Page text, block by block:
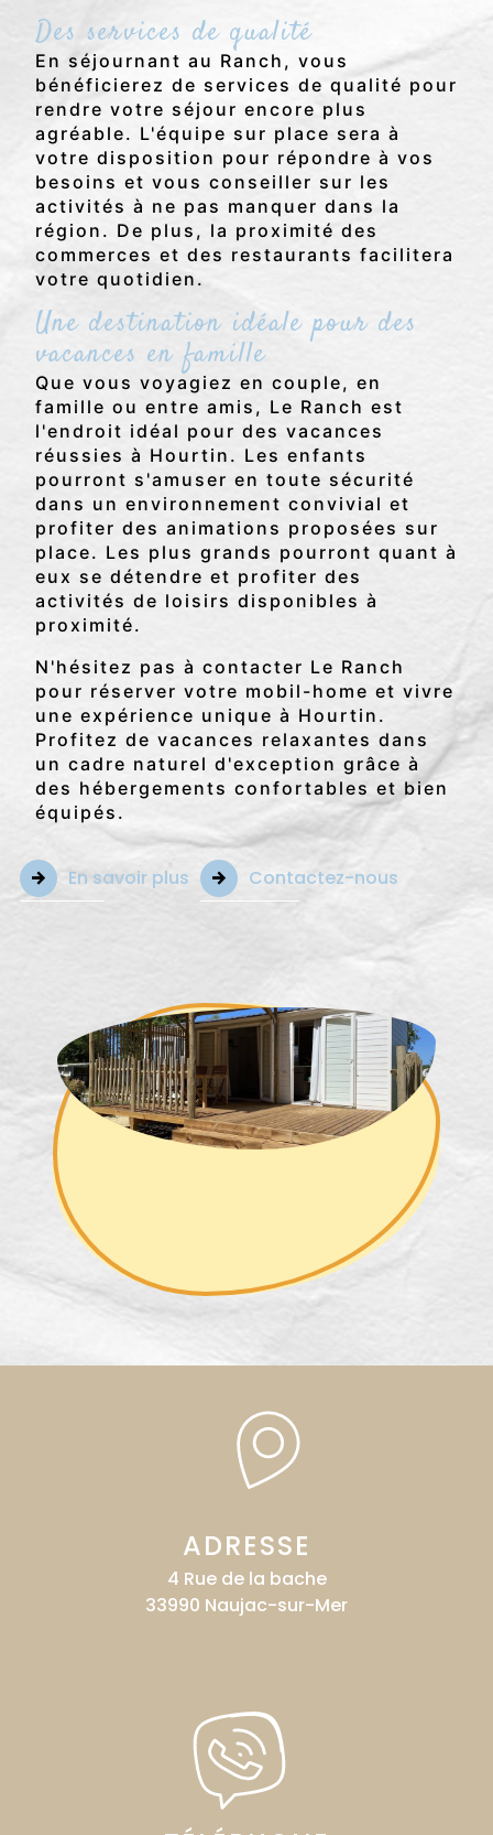
Des services de qualité
En séjournant au Ranch, vous
bénéficierez de services de qualité pour
rendre votre séjour encore plus
agréable. L'équipe sur place sera à
votre disposition pour répondre à vos
besoins et vous conseiller sur les
activités à ne pas manquer dans la
région. De plus, la proximité des
commerces et des restaurants facilitera
votre quotidien.
Une destination idéale pour des
vacances en famille
Que vous voyagiez en couple, en
famille ou entre amis, Le Ranch est
l'endroit idéal pour des vacances
réussies à Hourtin. Les enfants
pourront s'amuser en toute sécurité
dans un environnement convivial et
profiter des animations proposées sur
place. Les plus grands pourront quant à
eux se détendre et profiter des
activités de loisirs disponibles à
proximité.
N'hésitez pas à contacter Le Ranch
pour réserver votre mobil-home et vivre
une expérience unique à Hourtin.
Profitez de vacances relaxantes dans
un cadre naturel d'exception grâce à
des hébergements confortables et bien
équipés.
En savoir plus Contactez-nous
ADRESSE
4 Rue de la bache
33990 Naujac-sur-Mer